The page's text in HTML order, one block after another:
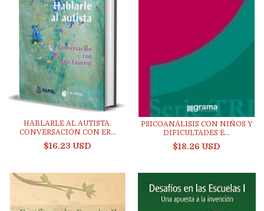
HABLARLE AL AUTISTA.
CONVERSACIÓN CON ER...
$16.23 USD
PSICOANÁLISIS CON NIÑOS Y
DIFICULTADES E...
$18.26 USD